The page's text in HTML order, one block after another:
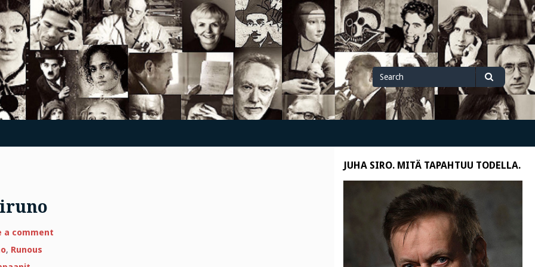
Search
for
Search
a commenton
, Runous
JUHA SIRO. MITÄ TAPAHTUU TODELLA.